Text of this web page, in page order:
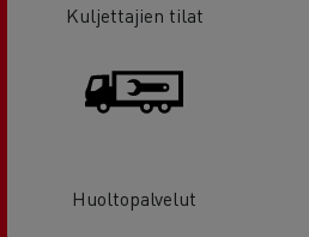
Kuljettajien tilat
Huoltopalvelut